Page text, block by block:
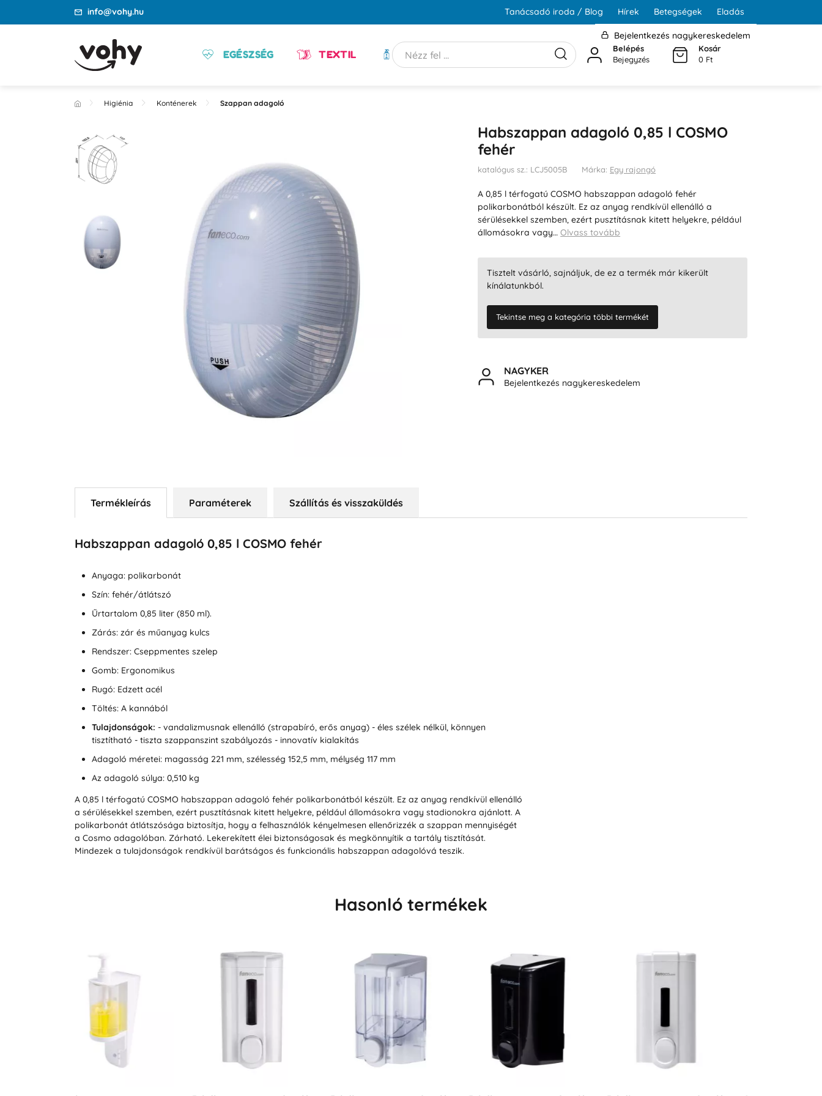
info@vohy.hu Tanácsadó iroda / Blog Hírek Betegségek Eladás
Bejelentkezés nagykereskedelem
EGÉSZSÉG TEXTIL HIGIÉNIA
Belépés
Bejegyzés
Kosár
0 Ft
Higiénia Konténerek Szappan adagoló
Habszappan adagoló 0,85 l COSMO
fehér
katalógus sz.: LCJ5005B Márka: Egy rajongó
A 0,85 l térfogatú COSMO habszappan adagoló fehér
polikarbonátból készült. Ez az anyag rendkívül ellenálló a
sérülésekkel szemben, ezért pusztításnak kitett helyekre, például
állomásokra vagy…Olvass tovább
Tisztelt vásárló, sajnáljuk, de ez a termék már kikerült
kínálatunkból.
Tekintse meg a kategória többi termékét
NAGYKER
Bejelentkezés nagykereskedelem
Termékleírás Paraméterek Szállítás és visszaküldés
Habszappan adagoló 0,85 l COSMO fehér
Anyaga: polikarbonát
Szín: fehér/átlátszó
Űrtartalom 0,85 liter (850 ml).
Zárás: zár és műanyag kulcs
Rendszer: Cseppmentes szelep
Gomb: Ergonomikus
Rugó: Edzett acél
Töltés: A kannából
Tulajdonságok: - vandalizmusnak ellenálló (strapabíró, erős anyag) - éles szélek nélkül, könnyen
tisztítható - tiszta szappanszint szabályozás - innovatív kialakítás
Adagoló méretei: magasság 221 mm, szélesség 152,5 mm, mélység 117 mm
Az adagoló súlya: 0,510 kg
A 0,85 l térfogatú COSMO habszappan adagoló fehér polikarbonátból készült. Ez az anyag rendkívül ellenálló
a sérülésekkel szemben, ezért pusztításnak kitett helyekre, például állomásokra vagy stadionokra ajánlott. A
polikarbonát átlátszósága biztosítja, hogy a felhasználók kényelmesen ellenőrizzék a szappan mennyiségét
a Cosmo adagolóban. Zárható. Lekerekített élei biztonságosak és megkönnyítik a tartály tisztítását.
Mindezek a tulajdonságok rendkívül barátságos és funkcionális habszappan adagolóvá teszik.
Hasonló termékek